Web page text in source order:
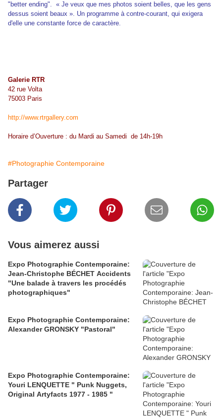
"better ending". « Je veux que mes photos soient belles, que les gens
dessus soient beaux ». Un programme à contre-courant, qui exigera
d'elle une constante force de caractère.
Galerie RTR
42 rue Volta
75003 Paris
http://www.rtrgallery.com
Horaire d’Ouverture : du Mardi au Samedi de 14h-19h
#Photographie Contemporaine
Partager
Vous aimerez aussi
Expo Photographie Contemporaine:
Jean-Christophe BÉCHET Accidents
"Une balade à travers les procédés
photographiques"
Expo Photographie Contemporaine:
Alexander GRONSKY "Pastoral"
Expo Photographie Contemporaine:
Youri LENQUETTE " Punk Nuggets,
Original Artyfacts 1977 - 1985 "